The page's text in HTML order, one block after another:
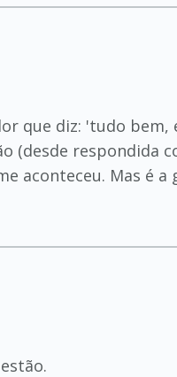
que diz: 'tudo
(desde respondida
aconteceu. Mas é